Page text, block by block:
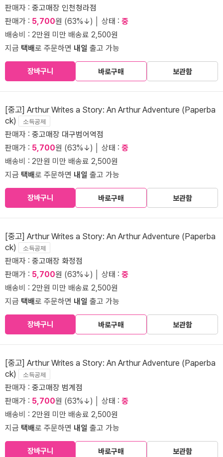
판매자 : 중고매장 인천청라점
판매가 : 5,700원 (63%↓) │ 상태 : 중
배송비 : 2만원 미만 배송료 2,500원
지금 택배로 주문하면 내일 출고 가능
장바구니 바로구매 보관함
[중고] Arthur Writes a Story: An Arthur Adventure (Paperba
ck)
소득공제
판매자 : 중고매장 대구범어역점
판매가 : 5,700원 (63%↓) │ 상태 : 중
배송비 : 2만원 미만 배송료 2,500원
지금 택배로 주문하면 내일 출고 가능
장바구니 바로구매 보관함
[중고] Arthur Writes a Story: An Arthur Adventure (Paperba
ck)
소득공제
판매자 : 중고매장 화정점
판매가 : 5,700원 (63%↓) │ 상태 : 중
배송비 : 2만원 미만 배송료 2,500원
지금 택배로 주문하면 내일 출고 가능
장바구니 바로구매 보관함
[중고] Arthur Writes a Story: An Arthur Adventure (Paperba
ck)
소득공제
판매자 : 중고매장 범계점
판매가 : 5,700원 (63%↓) │ 상태 : 중
배송비 : 2만원 미만 배송료 2,500원
지금 택배로 주문하면 내일 출고 가능
장바구니 바로구매 보관함